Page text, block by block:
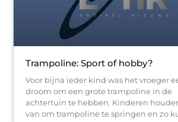
Trampoline: Sport of hobby?
Voor bijna ieder kind was het vroeger
droom om een grote trampoline in de
achtertuin te hebben. Kinderen
van om trampoline te springen en zo